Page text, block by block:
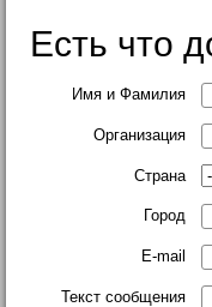
Есть что
Имя и Фамилия
Организация
Страна
Город
E-mail
Текст сообщения